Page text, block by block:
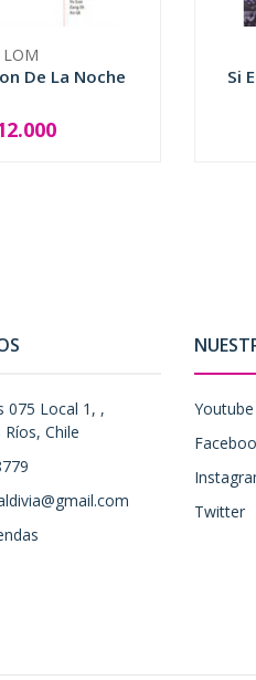
LOM
De La Noche
+
Si
075 Local 1, ,
Chile
Youtube
Twitter